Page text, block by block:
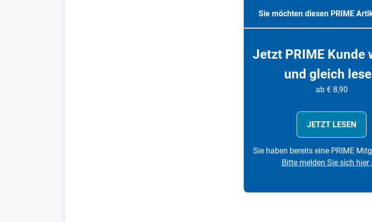
Sie möchten diesen PRIME
Jetzt PRIME Kunde
und gleich
ab € 8,90
JETZT LESEN
Sie haben bereits eine PRIME
Bitte melden Sie sich hier